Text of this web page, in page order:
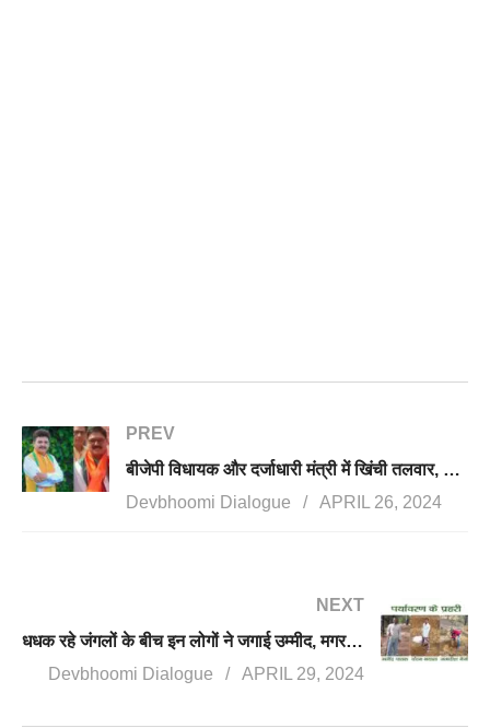
PREV
बीजेपी विधायक और दर्जाधारी मंत्री में खिंची तलवार, विधायक का आरोप मंत्री बनाने के लिए मांगे 30 लाख
Devbhoomi Dialogue
APRIL 26, 2024
NEXT
धधक रहे जंगलों के बीच इन लोगों ने जगाई उम्मीद, मगर अफसोस इनसे कुछ नहीं सीखता वन विभाग
Devbhoomi Dialogue
APRIL 29, 2024